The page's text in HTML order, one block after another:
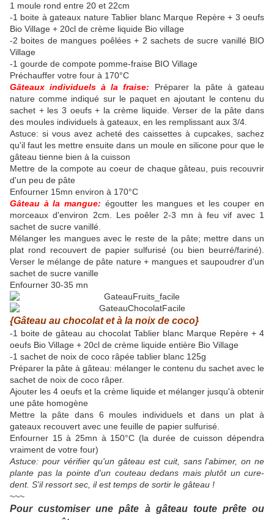
1 moule rond entre 20 et 22cm
-1 boite à gateaux nature Tablier blanc Marque Repère + 3 oeufs
Bio Village + 20cl de crème liquide Bio village
-2 boites de mangues poêlées + 2 sachets de sucre vanillé BIO
Village
-1 gourde de compote pomme-fraise BIO Village
Préchauffer votre four à 170°C
Gâteaux individuels à la fraise:
Préparer la pâte à gateau
nature comme indiqué sur le paquet en ajoutant le contenu du
sachet + les 3 oeufs + la crème liquide. Verser de la pâte dans
des moules individuels à gateaux, en les remplissant aux 3/4.
Astuce: si vous avez acheté des caissettes à cupcakes, sachez
qu'il faut les mettre ensuite dans un moule en silicone pour que le
gâteau tienne bien à la cuisson
Mettre de la compote au coeur de chaque gâteau, puis recouvrir
d'un peu de pâte
Enfourner 15mn environ à 170°C
Gâteau à la mangue: égoutter les mangues et les couper en
morceaux d'environ 2cm. Les poêler 2-3 mn à feu vif avec 1
sachet de sucre vanillé.
Mélanger les mangues avec le reste de la pâte; mettre dans un
plat rond recouvert de papier sulfurisé (ou bien beurré/fariné).
Verser le mélange de pâte nature + mangues et saupoudrer d'un
sachet de sucre vanille
Enfourner 30-35 mn
{Gâteau au chocolat et à la noix de coco}
-1 boite de gâteau au chocolat Tablier blanc Marque Repère + 4
oeufs Bio Village + 20cl de crème liquide entière Bio Village
-1 sachet de noix de coco râpée tablier blanc 125g
Préparer la pâte à gâteau: mélanger le contenu du sachet avec le
sachet de noix de coco râper.
Ajouter les 4 oeufs et la crème liquide et mélanger jusqu'à obtenir
une pâte homogène
Mettre la pâte dans 6 moules individuels et dans un plat à
gateaux recouvert avec une feuille de papier sulfurisé.
Enfourner 15 à 25mn à 150°C (la durée de cuisson dépendra
vraiment de votre four)
Astuce: pour vérifier qu'un gâteau est cuit, sans l'abimer, on ne
plante pas la pointe d'un couteau dedans mais plutôt un cure-
dent. S'il ressort sec, il est temps de sortir le gâteau !
~~~
Pour customiser une pâte à gâteau toute prête ou